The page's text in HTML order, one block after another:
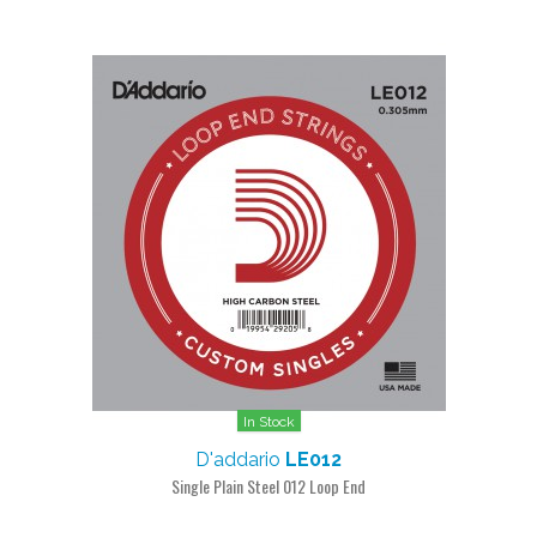
In Stock
D'addario LE012
Single Plain Steel 012 Loop End